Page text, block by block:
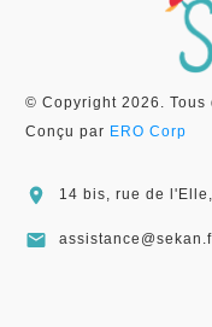
© Copyright 2026 . Tous
Conçu par ERO Corp
14 bis, rue de